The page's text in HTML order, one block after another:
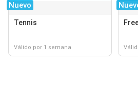
Nuevo
Tennis
Válido por 1 semana